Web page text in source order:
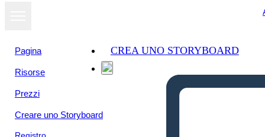
Pagina
Risorse
Prezzi
Creare uno Storyboard
CREA UNO STORYBOARD
Visualizza
come